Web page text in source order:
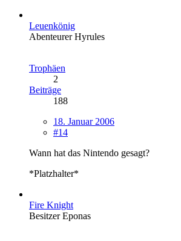
Leuenkönig
Abenteurer Hyrules
Trophäen
2
Beiträge
188
18. Januar 2006
#14
Wann hat das Nintendo gesagt?
*Platzhalter*
Fire Knight
Besitzer Eponas